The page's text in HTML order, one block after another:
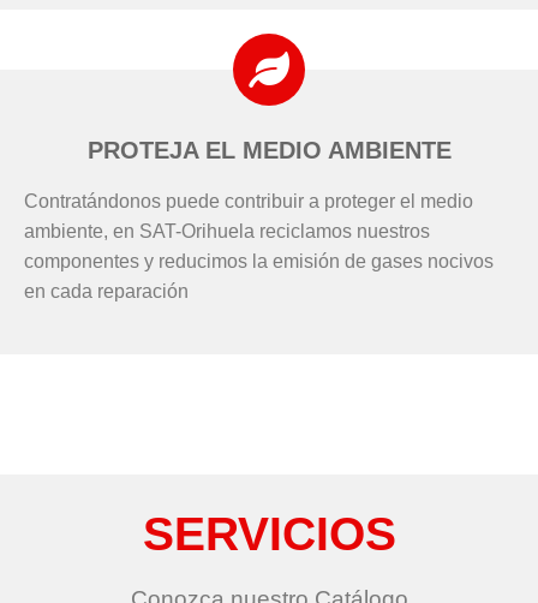
PROTEJA EL MEDIO AMBIENTE
Contratándonos puede contribuir a proteger el medio
ambiente, en SAT-Orihuela reciclamos nuestros
componentes y reducimos la emisión de gases nocivos
en cada reparación
SERVICIOS